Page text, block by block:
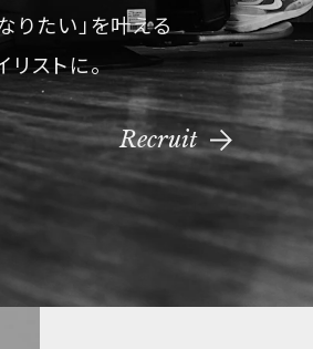
りたい」を叶える
リストに。
Recruit